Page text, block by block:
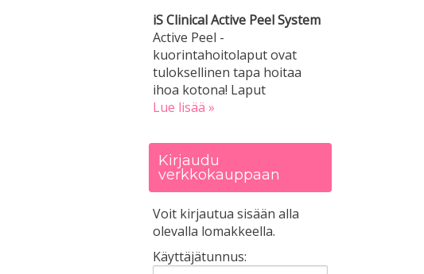
iS Clinical Active Peel System
Active Peel -
kuorintahoitolaput ovat
tuloksellinen tapa hoitaa
ihoa kotona! Laput
Lue lisää »
Kirjaudu
verkkokauppaan
Voit kirjautua sisään alla
olevalla lomakkeella.
Käyttäjätunnus: